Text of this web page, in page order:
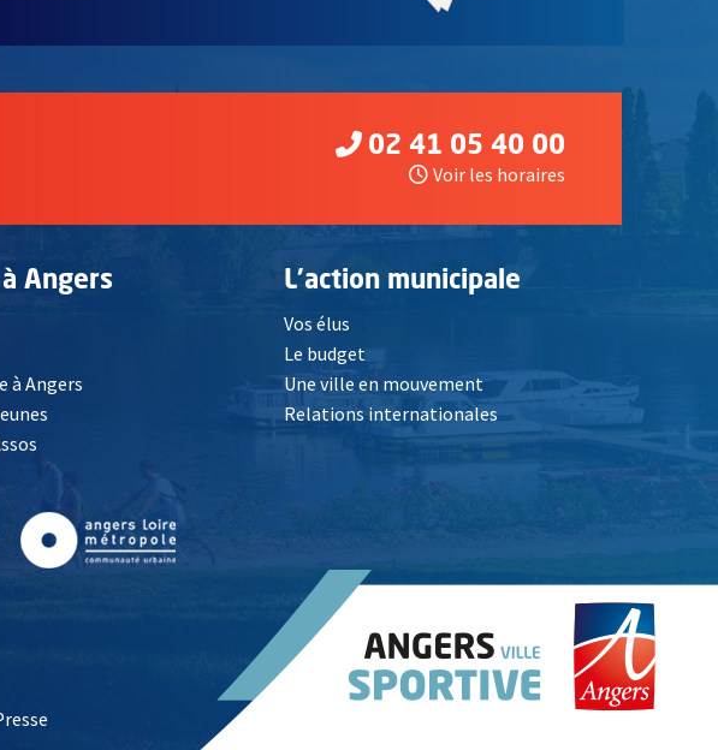
fenêtre
02 41 05 40 00
Voir les horaires
Angers
à Angers
L'action municipale
Vos élus
Le budget
Une ville en mouvement
Relations internationales
une nouvelle fenêtre, Ouvre une nouvelle fenêtre
, Ouvre une nouvelle fenêtre